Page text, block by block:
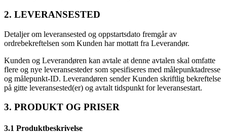
2. LEVERANSESTED
Detaljer om leveransested og oppstartsdato fremgår av
ordrebekreftelsen som Kunden har mottatt fra Leverandør.
Kunden og Leverandøren kan avtale at denne avtalen skal omfatte
flere og nye leveransesteder som spesifiseres med målepunktadresse
og målepunkt-ID. Leverandøren sender Kunden skriftlig bekreftelse
på gitte leveransested(er) og avtalt tidspunkt for leveransestart.
3. PRODUKT OG PRISER
3.1 Produktbeskrivelse